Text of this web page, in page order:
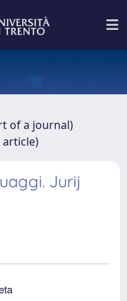
of a journal)
article)
Jurij